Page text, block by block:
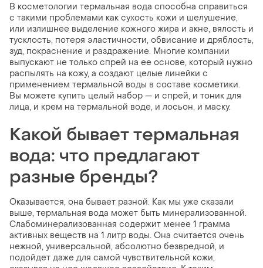
В косметологии термальная вода способна справиться
с такими проблемами как сухость кожи и шелушение,
или излишнее выделение кожного жира и акне, вялость и
тусклость, потеря эластичности, обвисание и дряблость,
зуд, покраснение и раздражение. Многие компании
выпускают не только спрей на ее основе, который нужно
распылять на кожу, а создают целые линейки с
применением термальной воды в составе косметики.
Вы можете купить целый набор — и спрей, и тоник для
лица, и крем на термальной воде, и лосьон, и маску.
Какой бывает термальная
вода: что предлагают
разные бренды?
Оказывается, она бывает разной. Как мы уже сказали
выше, термальная вода может быть минерализованной.
Слабоминерализованная содержит менее 1 грамма
активных веществ на 1 литр воды. Она считается очень
нежной, универсальной, абсолютно безвредной, и
подойдет даже для самой чувствительной кожи,